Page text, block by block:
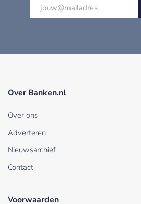
Over Banken.nl
Over ons
Adverteren
Nieuwsarchief
Contact
Voorwaarden